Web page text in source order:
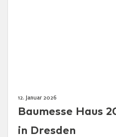
12. Januar 2026
Baumesse Haus
in Dresden